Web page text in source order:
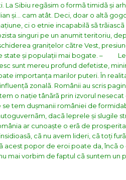
La Sibiu regãsim o formã timidã și
și… cam atât. Deci, doar o altã
ci o etnie incapabilã sã trãiascã
singuri pe un anumit teritoriu,
granițelor cãtre Vest,
state și populații mai bogate. –
sunt mereu profund defetiste,
importanța marilor puteri. În
zonalã. Românii au scris
o nație tânãrã prin izvorul nesecat
se tem dușmanii româniei de
dacã leprele și slugile
ar cunoaște o erã de
cã nu avem lideri, cã toți
popor de eroi poate da, încã o
mai vorbim de faptul cã suntem un